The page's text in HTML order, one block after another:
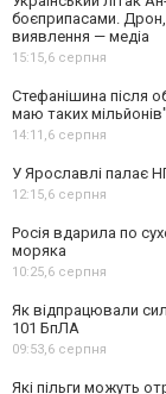
боєприпасами.
виявлення — медіа
15:15,6 серпня
Стефанішина після
маю таких мільйонів"
14:11,6 серпня
У Ярославлі палає
12:15,6 серпня
Росія вдарила по
моряка
10:25,6 серпня
Як відпрацювали
101 БпЛА
09:53,6 серпня
Які пільги можуть